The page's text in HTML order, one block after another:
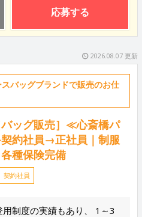
応募する
2026.08.07 更新
バッグブランドで販売のお仕
バッグ販売］≪心斎橋パ
約社員→正社員｜制服
種保険完備
契約社員
制度の実績もあり、 1～3